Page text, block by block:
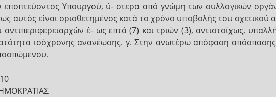
Υπουργού, ύ- στερα από γνώμη των συλλογικών
αυτός είναι οριοθετημένος κατά το χρόνο υποβολής του
αντιπεριφερειαρχών έ- ως επτά (7) και τριών (3), αντιστοίχως,
ισόχρονης ανανέωσης. γ. Στην ανωτέρω απόφαση